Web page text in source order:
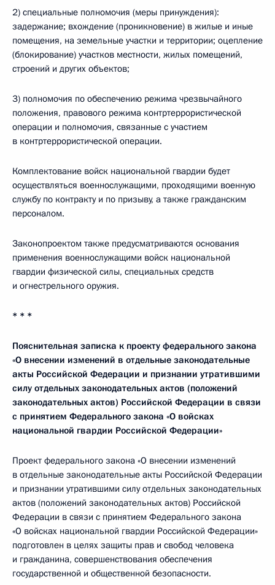
2) специальные полномочия (меры принуждения):
задержание; вхождение (проникновение) в жилые и иные
помещения, на земельные участки и территории; оцепление
(блокирование) участков местности, жилых помещений,
строений и других объектов;
3) полномочия по обеспечению режима чрезвычайного
положения, правового режима контртеррористической
операции и полномочия, связанные с участием
в контртеррористической операции.
Комплектование войск национальной гвардии будет
осуществляться военнослужащими, проходящими военную
службу по контракту и по призыву, а также гражданским
персоналом.
Законопроектом также предусматриваются основания
применения военнослужащими войск национальной
гвардии физической силы, специальных средств
и огнестрельного оружия.
* * *
Пояснительная записка к проекту федерального закона
«О внесении изменений в отдельные законодательные
акты Российской Федерации и признании утратившими
силу отдельных законодательных актов (положений
законодательных актов) Российской Федерации в связи
с принятием Федерального закона «О войсках
национальной гвардии Российской Федерации»
Проект федерального закона «О внесении изменений
в отдельные законодательные акты Российской Федерации
и признании утратившими силу отдельных законодательных
актов (положений законодательных актов) Российской
Федерации в связи с принятием Федерального закона
«О войсках национальной гвардии Российской Федерации»
подготовлен в целях защиты прав и свобод человека
и гражданина, совершенствования обеспечения
государственной и общественной безопасности.